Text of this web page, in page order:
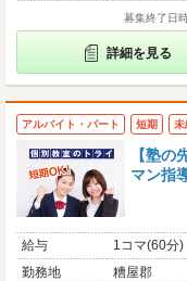
募集終了日
詳細を見る
アルバイト・パート 短期 未
【塾
マン指
給与
1コマ(60分
勤務地
糟屋郡